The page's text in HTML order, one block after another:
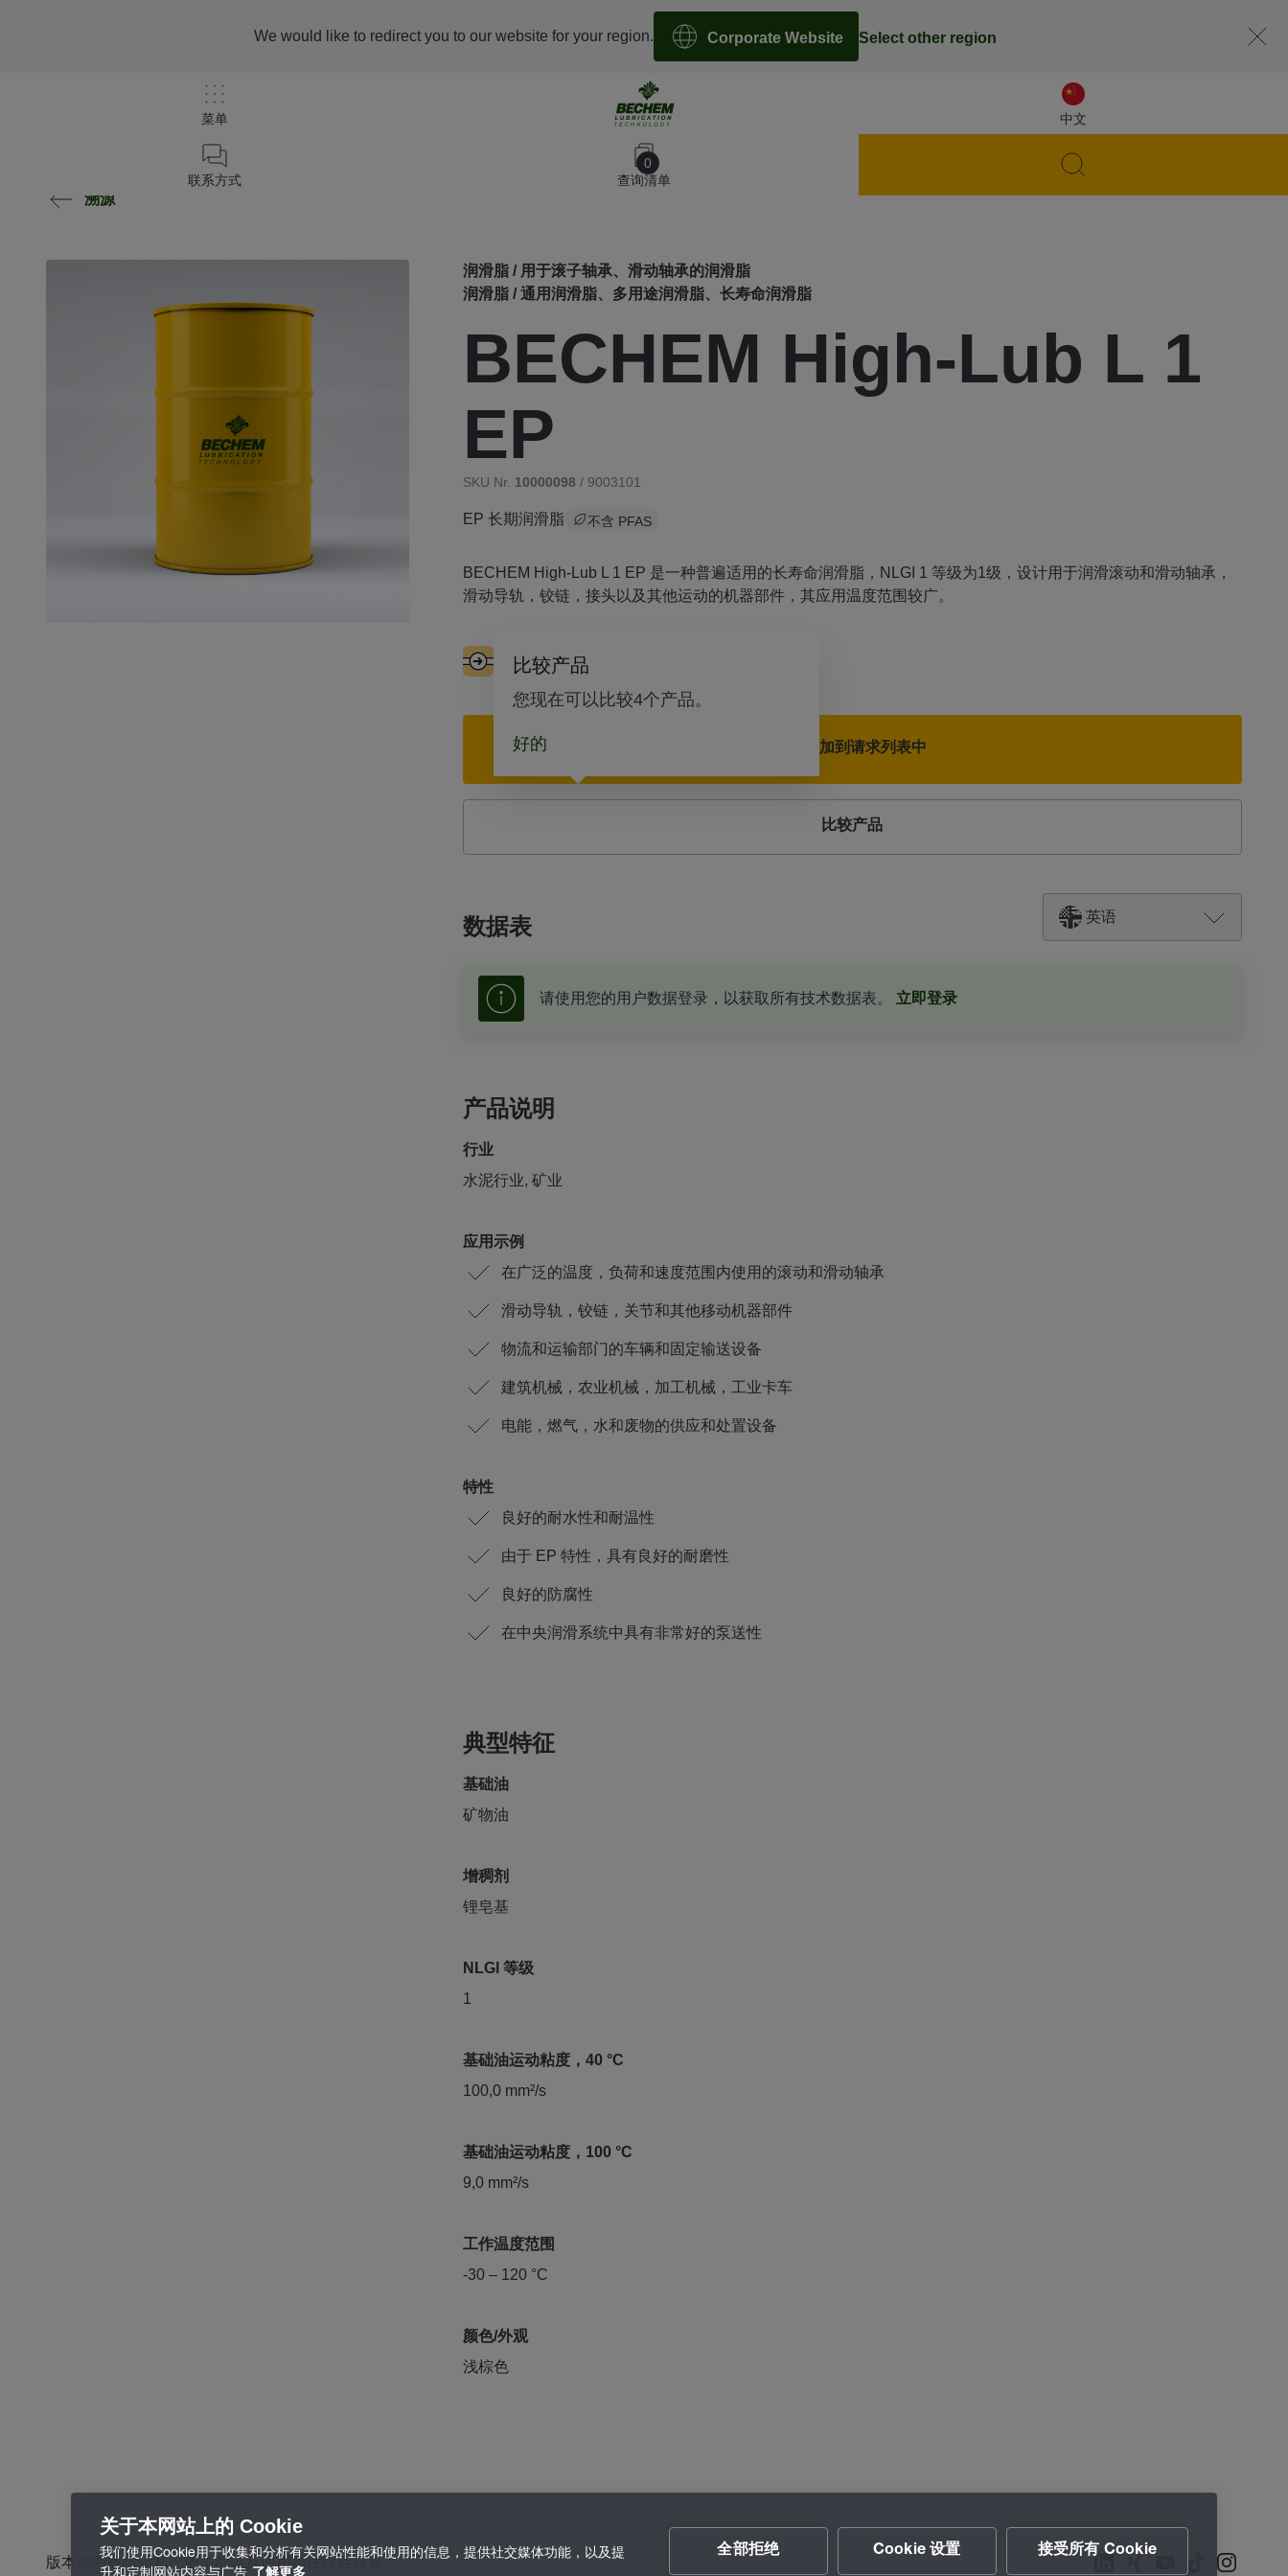
中文
菜单
0
查询清单
联系方式
We would like to redirect you to our website for your region. Corporate Website Select other region
溯源
润滑脂 / 用于滚子轴承、滑动轴承的润滑脂
润滑脂 / 通用润滑脂、多用途润滑脂、长寿命润滑脂
BECHEM High-Lub L 1
EP
SKU Nr. 10000098 / 9003101
EP 长期润滑脂 不含 PFAS
BECHEM High-Lub L 1 EP 是一种普遍适用的长寿命润滑脂，NLGI 1 等级为1级，设计用于润滑滚动和滑动轴承，
滑动导轨，铰链，接头以及其他运动的机器部件，其应用温度范围较广。
良好的可输送性
添加到请求列表中
比较产品
比较产品
您现在可以比较4个产品。
好的
数据表 英语
请使用您的用户数据登录，以获取所有技术数据表。 立即登录
产品说明
行业
水泥行业, 矿业
应用示例
在广泛的温度，负荷和速度范围内使用的滚动和滑动轴承
滑动导轨，铰链，关节和其他移动机器部件
物流和运输部门的车辆和固定输送设备
建筑机械，农业机械，加工机械，工业卡车
电能，燃气，水和废物的供应和处置设备
特性
良好的耐水性和耐温性
由于 EP 特性，具有良好的耐磨性
良好的防腐性
在中央润滑系统中具有非常好的泵送性
典型特征
基础油
矿物油
增稠剂
锂皂基
NLGI 等级
1
基础油运动粘度，40 °C
100,0 mm²/s
基础油运动粘度，100 °C
9,0 mm²/s
工作温度范围
-30 – 120 °C
颜色/外观
浅棕色
版本说明数据隐私 一般条款以及使用条件缓存设置
关于本网站上的 Cookie
我们使用Cookie用于收集和分析有关网站性能和使用的信息，提供社交媒体功能，以及提
升和定制网站内容与广告
全部拒绝 Cookie 设置 接受所有 Cookie